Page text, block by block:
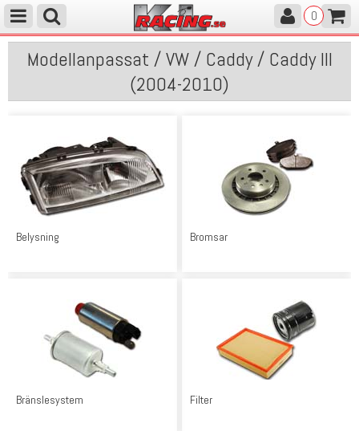
0
Modellanpassat / VW / Caddy / Caddy III
(2004-2010)
Belysning Bromsar
Bränslesystem Filter